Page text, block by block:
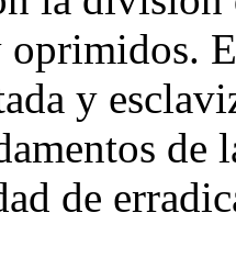
oprimidos.
y
de
de